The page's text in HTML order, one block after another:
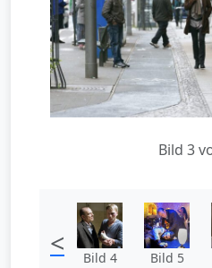
Bild 3
< Bild 4 Bild 5